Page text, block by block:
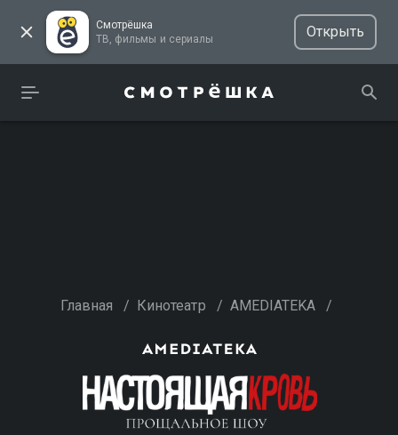
Смотрёшка
ТВ, фильмы и сериалы
Открыть
Главная / Кинотеатр / AMEDIATEKA /